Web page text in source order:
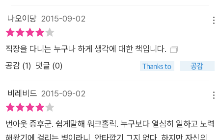
하고 창의력이 발현될 환경을 만드는 것은 시급하고도 중요한 과
제이다.” 번아웃, 왜 문제인가 : 번아웃을 대하는 바람직한 자세
에는 병가 휴직의 제일 큰 원인이 바로 정신 건강과 관련된 질병
쉬쉬하지 말고 공론화해야 한다고 강조한다. “회사에서 삶의 질
을 추구한다는 것은 도달할 수 없는 이상향인가?”라는 문제를 제
기하며 “직장에서의 고충을 토로하는 것은 더 이상 쉬쉬할 일이
나오이당 2015-09-02
직장을 다니는 누구나 하게 생각에 대한 책입니다.
공감 (1) 댓글 (0)
비레비드 2015-09-02
번아웃 증후군. 쉽게말해 워크홀릭. 누구보다 열심히 일하고 노력
해왔기에 걸리는 병이라니, 안타깝기 그지 없다. 하지만 자신의